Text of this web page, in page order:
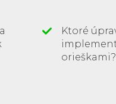
Ktoré
orieškami?